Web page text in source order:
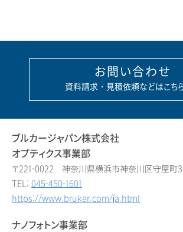
お問い合わせ
資料請求・見積依頼などはこち
ブルカージャパン株式会社
オプティクス事業部
〒221-0022 神奈川県横浜市神奈川区守屋町
TEL: 045-450-1601
https://www.bruker.com/ja.html
ナノフォトン事業部